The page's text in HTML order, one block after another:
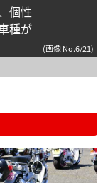
個性
種が
(画像 No.6/21)